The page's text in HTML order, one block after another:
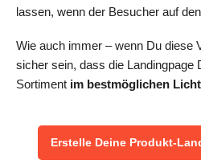
lassen, wenn der Besucher auf
Wie auch immer – wenn Du diese
sicher sein, dass die Landingpage
Sortiment im bestmöglichen
Erstelle Deine Produkt-